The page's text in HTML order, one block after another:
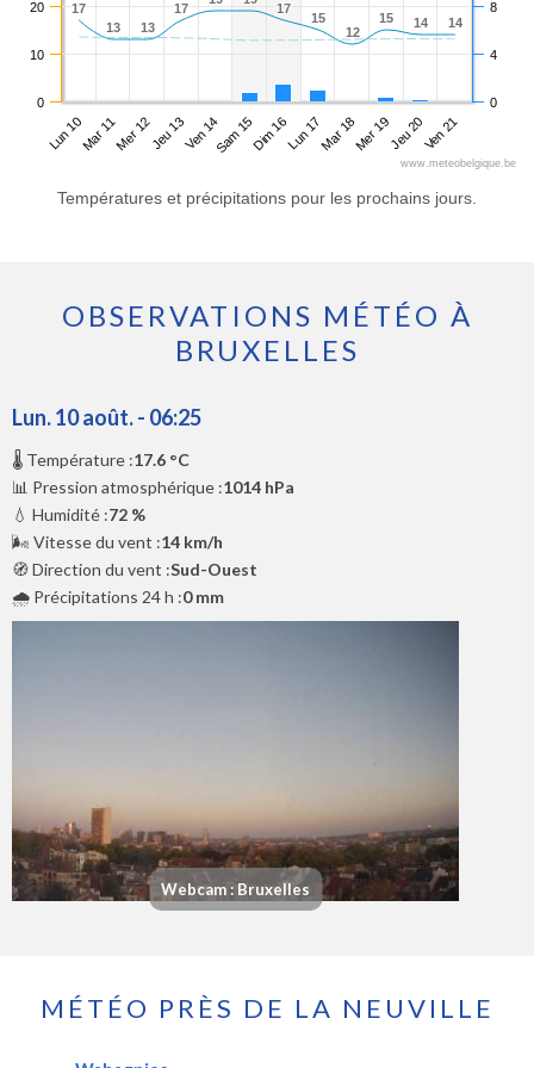
17
17
13
13 13
13
17
17 17
17
15
15
12
12
15
15 14
14 14
14
Lun 10Mar 11Mer 12Jeu 13Ven 14Sam 15Dim 16Lun 17Mar 18Mer 19Jeu 20Ven 21
0
10
20
0
4
8
www.meteobelgique.be
Températures et précipitations pour les prochains jours.
OBSERVATIONS MÉTÉO À
BRUXELLES
Lun. 10 août. - 06:25
🌡️ Température :17.6 °C
📊 Pression atmosphérique :1014 hPa
💧 Humidité :72 %
🌬️ Vitesse du vent :14 km/h
🧭 Direction du vent :Sud-Ouest
🌧️ Précipitations 24 h :0 mm
Webcam : Bruxelles
MÉTÉO PRÈS DE LA NEUVILLE